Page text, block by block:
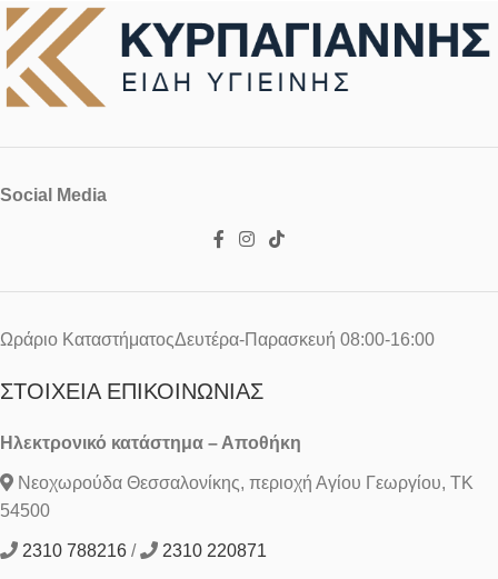
Social Media
Ωράριο ΚαταστήματοςΔευτέρα-Παρασκευή 08:00-16:00
ΣΤΟΙΧΕΊΑ ΕΠΙΚΟΙΝΩΝΊΑΣ
Ηλεκτρονικό κατάστημα – Αποθήκη
Νεοχωρούδα Θεσσαλονίκης, περιοχή Αγίου Γεωργίου, ΤΚ
54500
2310 788216 / 2310 220871